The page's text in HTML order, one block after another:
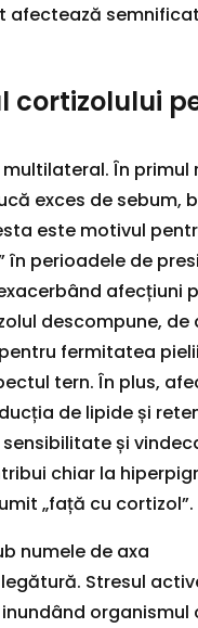
afectează
cortizolului
În primul
exces de sebum,
este motivul
în perioadele de
afecțiuni
descompune, de
fermitatea
tern. În plus,
de lipide și
și
chiar la
„față cu cortizol”.
numele de axa
Stresul
organismul